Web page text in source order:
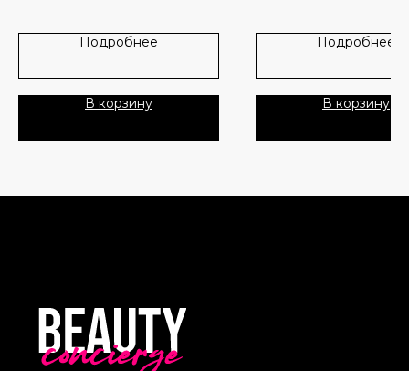
Подробнее
В корзину
Подробнее
В корзину
Политика Конфиденциальности